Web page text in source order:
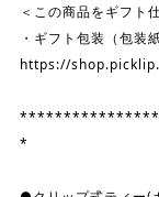
＜この商品をギフト
・ギフト包装（包装
https://
*